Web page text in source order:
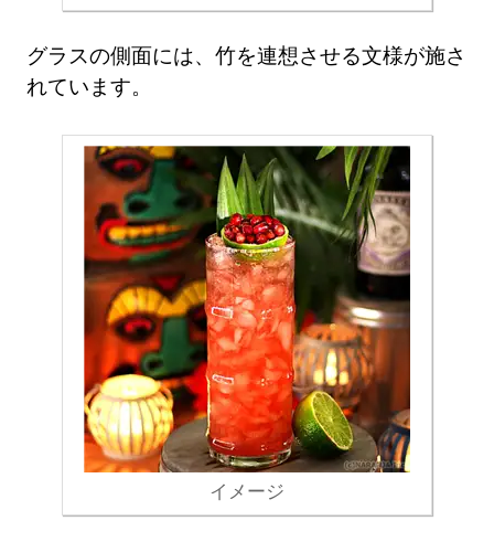
グラスの側面には、竹を連想させる文様が施さ
れています。
イメージ